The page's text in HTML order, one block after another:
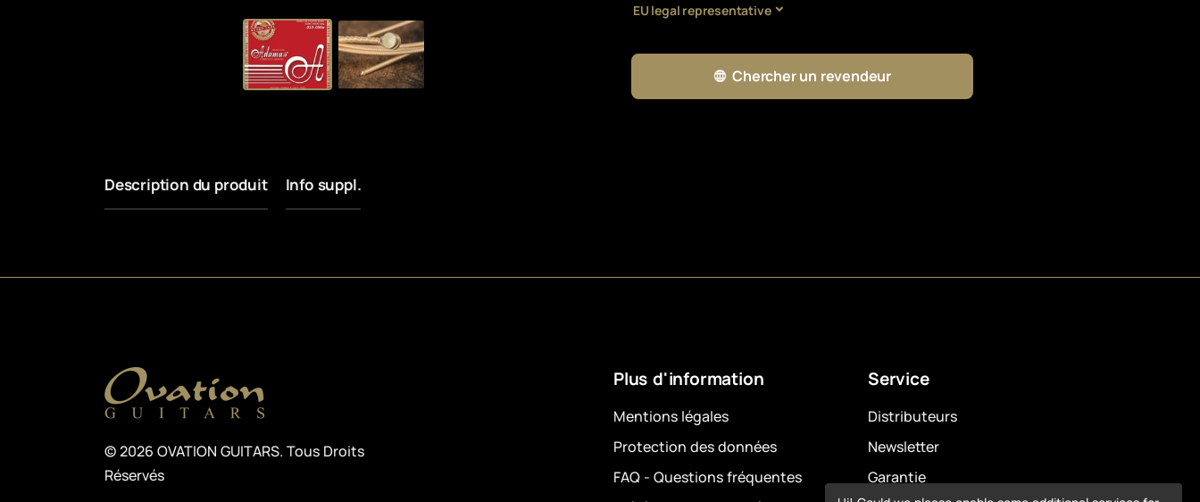
EU legal representative
Chercher un revendeur
Description du produit Info suppl.
© 2026 OVATION GUITARS. Tous Droits
Réservés
Plus d'information
Mentions légales
Protection des données
FAQ - Questions fréquentes
Service
Distributeurs
Newsletter
Garantie